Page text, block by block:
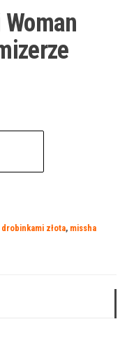
drobinkami złota, missha